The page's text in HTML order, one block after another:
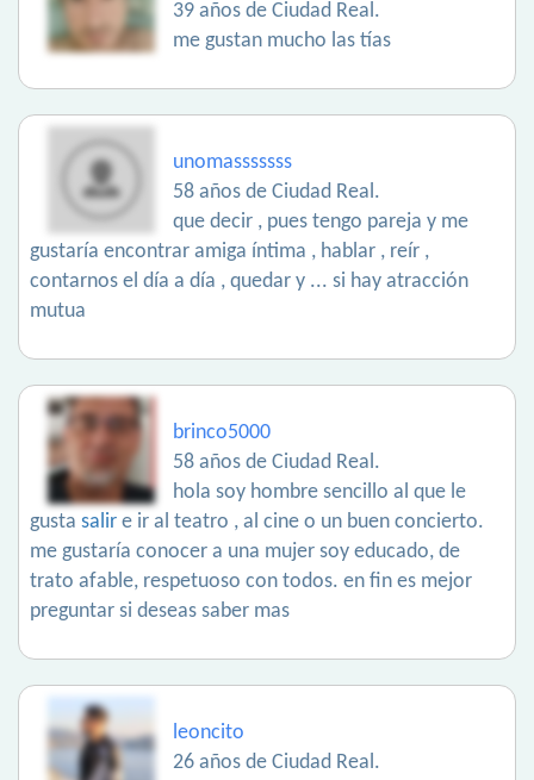
39 años de Ciudad Real.
me gustan mucho las tías
unomasssssss
58 años de Ciudad Real.
que decir , pues tengo pareja y me
gustaría encontrar amiga íntima , hablar , reír ,
contarnos el día a día , quedar y ... si hay atracción
mutua
brinco5000
58 años de Ciudad Real.
hola soy hombre sencillo al que le
gusta salir e ir al teatro , al cine o un buen concierto.
me gustaría conocer a una mujer soy educado, de
trato afable, respetuoso con todos. en fin es mejor
preguntar si deseas saber mas
leoncito
26 años de Ciudad Real.